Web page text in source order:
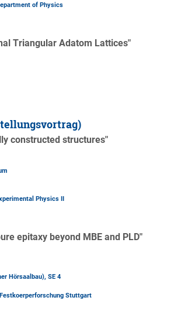
of Physics
Triangular Adatom Lattices"
constructed structures"
Physics II
epitaxy beyond MBE and PLD"
Hörsaalbau), SE 4
Stuttgart